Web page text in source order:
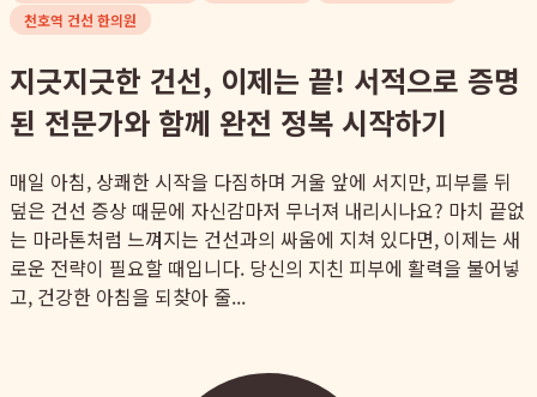
천호역 건선 한의원
지긋지긋한 건선, 이제는 끝! 서적으로 증명
된 전문가와 함께 완전 정복 시작하기
매일 아침, 상쾌한 시작을 다짐하며 거울 앞에 서지만, 피부를 뒤
덮은 건선 증상 때문에 자신감마저 무너져 내리시나요? 마치 끝없
는 마라톤처럼 느껴지는 건선과의 싸움에 지쳐 있다면, 이제는 새
로운 전략이 필요할 때입니다. 당신의 지친 피부에 활력을 불어넣
고, 건강한 아침을 되찾아 줄...